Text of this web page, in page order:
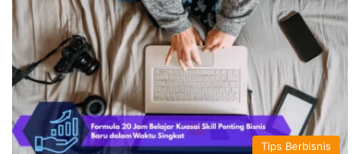
Tips Berbisnis